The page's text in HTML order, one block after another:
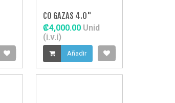
CO GAZAS 4.0"
₡4,000.00 Unid
(i.v.i)
Añadir